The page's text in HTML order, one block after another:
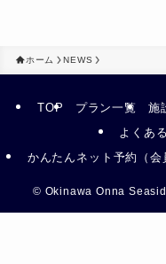
ホーム NEWS
TOP プラン一覧 施
よくあ
かんたんネット予約（会
© Okinawa Onna